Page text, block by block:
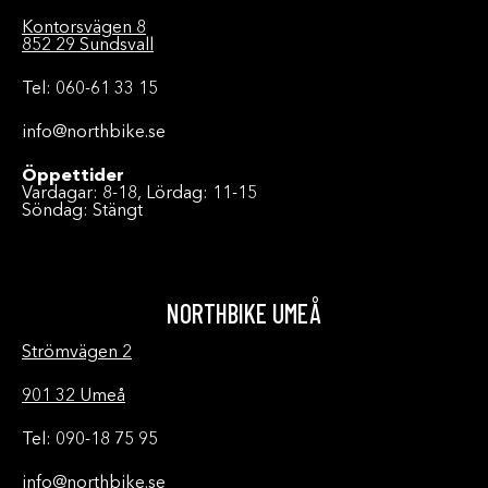
Kontorsvägen 8
852 29 Sundsvall
Tel: 060-61 33 15
info@northbike.se
Öppettider
Vardagar: 8-18, Lördag: 11-15
Söndag: Stängt
NORTHBIKE UMEÅ
Strömvägen 2
901 32 Umeå
Tel: 090-18 75 95
info@northbike.se